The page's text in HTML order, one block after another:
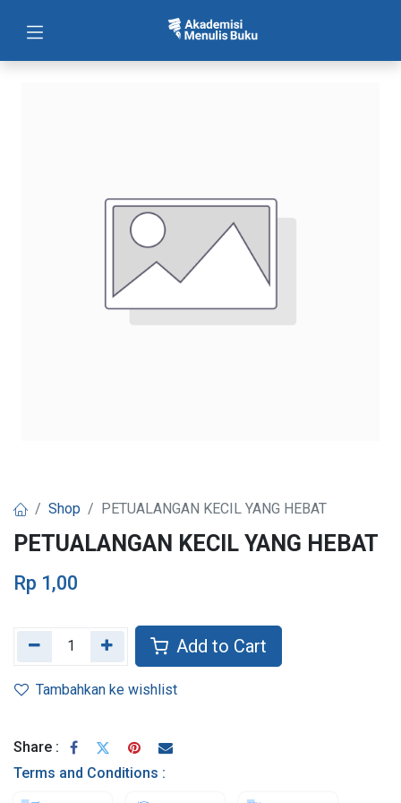
Shop PETUALANGAN KECIL YANG HEBAT
PETUALANGAN KECIL YANG HEBAT
Rp 1,00
Add to Cart
Tambahkan ke wishlist
Share :
Terms and Conditions :